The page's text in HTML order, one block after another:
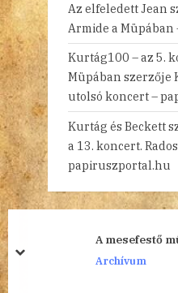
Az elfeledett Jean
Armide a
Kurtág100 – az 5.
Müpában szerzője
utolsó koncert –
Kurtág és Beckett
a 13. koncert.
papiruszportal.hu
A mesefestő
Archívum
prev
next